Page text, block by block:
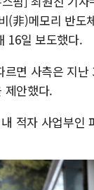
(非)메모리 반도
16일 보도했다.
르면 사측은 지
제안했다.
적자 사업부인